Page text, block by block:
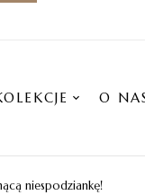
O
niespodziankę!